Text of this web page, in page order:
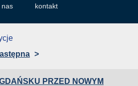
nas kontakt
>
PRZED NOWYM